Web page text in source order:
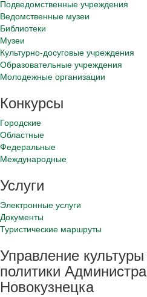
Подведомственные учреждения
Ведомственные музеи
Библиотеки
Музеи
Культурно-досуговые учреждения
Образовательные учреждения
Молодежные организации
Конкурсы
Городские
Областные
Федеральные
Международные
Услуги
Электронные услуги
Документы
Туристические маршруты
Управление
политики
Новокузнецка